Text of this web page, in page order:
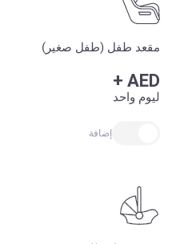
مقعد طفل (طفل صغير)
+AED
ليوم واحد
إضافة